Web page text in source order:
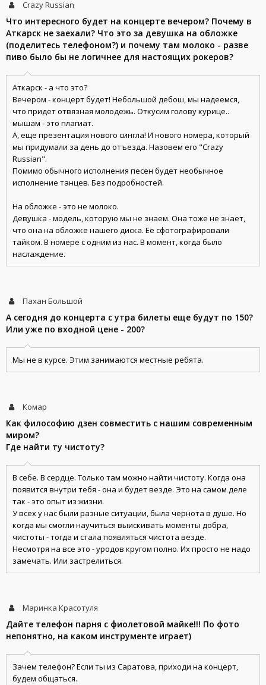
Crazy Russian
Что интересного будет на концерте вечером? Почему в
Аткарск не заехали? Что это за девушка на обложке
(поделитесь телефоном?) и почему там молоко - разве
пиво было бы не логичнее для настоящих рокеров?
Аткарск - а что это?
Вечером - концерт будет! Небольшой дебош, мы надеемся,
что придет отвязная молодежь. Откусим голову курице..
мышам - это плагиат.
А, еще презентация нового сингла! И нового номера, который
мы придумали за день до отъезда. Назовем его "Crazy
Russian".
Помимо обычного исполнения песен будет необычное
исполнение танцев. Без подробностей.
На обложке - это не молоко.
Девушка - модель, которую мы не знаем. Она тоже не знает,
что она на обложке нашего диска. Ее сфотографировали
тайком. В номере с одним из нас. В момент, когда было
наслаждение.
Пахан Большой
А сегодня до концерта с утра билеты еще будут по 150?
Или уже по входной цене - 200?
Мы не в курсе. Этим занимаются местные ребята.
Комар
Как философию дзен совместить с нашим современным
миром?
Где найти ту чистоту?
В себе. В сердце. Только там можно найти чистоту. Когда она
появится внутри тебя - она и будет везде. Это на самом деле
так - это опыт из жизни.
У всех у нас были разные ситуации, была чернота в душе. Но
когда мы смогли научиться выискивать моменты добра,
чистоты - тогда и стала появляться чистота везде.
Несмотря на все это - уродов кругом полно. Их просто не надо
замечать. Или застрелиться.
Маринка Красотуля
Дайте телефон парня с фиолетовой майке!!! По фото
непонятно, на каком инструменте играет)
Зачем телефон? Если ты из Саратова, приходи на концерт,
будем общаться.